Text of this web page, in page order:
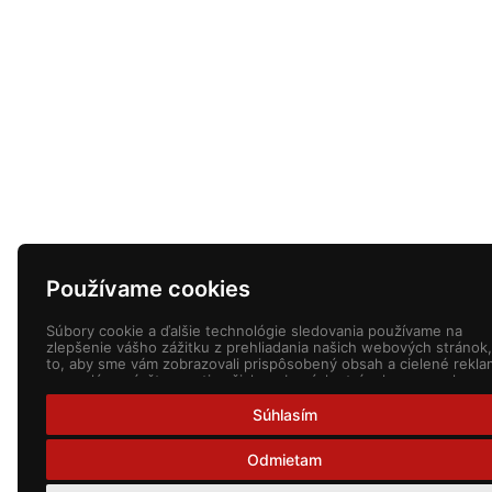
Používame cookies
Súbory cookie a ďalšie technológie sledovania používame na
zlepšenie vášho zážitku z prehliadania našich webových
to, aby sme vám zobrazovali prispôsobený obsah a cielené
na analýzu návštevnosti našich webových stránok a na
toho, odkiaľ naši návštevníci prichádzajú.
Súhlasím
Odmietam